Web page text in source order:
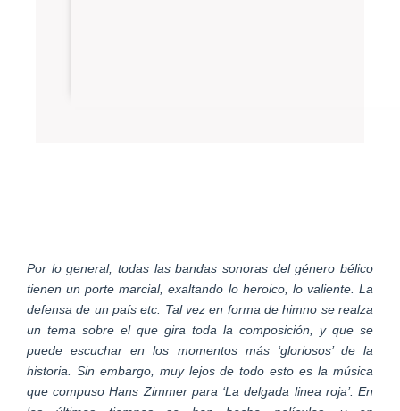
Por lo general, todas las bandas sonoras del género bélico
tienen un porte marcial, exaltando lo heroico, lo valiente. La
defensa de un país etc. Tal vez en forma de himno se realza
un tema sobre el que gira toda la composición, y que se
puede escuchar en los momentos más ‘gloriosos’ de la
historia. Sin embargo, muy lejos de todo esto es la música
que compuso Hans Zimmer para ‘La delgada linea roja’. En